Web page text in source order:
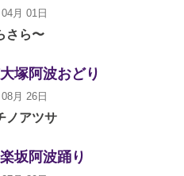
月 01日
さら〜
塚阿波おどり
月 26日
ノアツサ
坂阿波踊り